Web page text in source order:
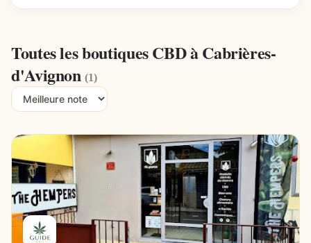
Toutes les boutiques CBD à Cabrières-
d'Avignon(1)